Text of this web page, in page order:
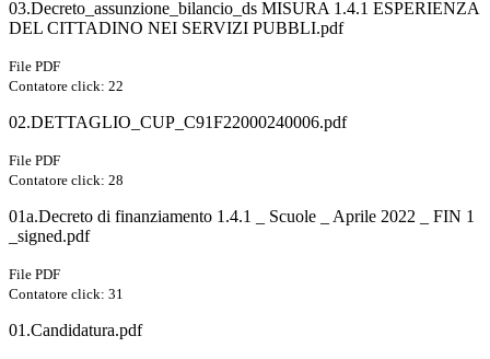
03.Decreto_assunzione_bilancio_ds MISURA 1.4.1 ESPERIENZA
DEL CITTADINO NEI SERVIZI PUBBLI.pdf
File PDF
Contatore click: 22
02.DETTAGLIO_CUP_C91F22000240006.pdf
File PDF
Contatore click: 28
01a.Decreto di finanziamento 1.4.1 _ Scuole _ Aprile 2022 _ FIN 1
_signed.pdf
File PDF
Contatore click: 31
01.Candidatura.pdf